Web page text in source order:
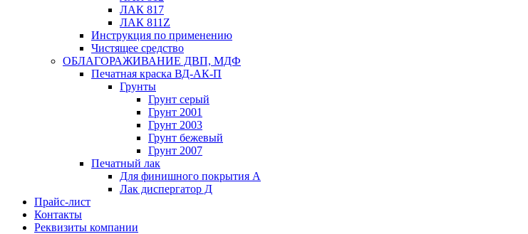
ЛАК 817
ЛАК 811Z
Инструкция по применению
Чистящее средство
ОБЛАГОРАЖИВАНИЕ ДВП, МДФ
Печатная краска ВД-АК-П
Грунты
Грунт серый
Грунт 2001
Грунт 2003
Грунт бежевый
Грунт 2007
Печатный лак
Для финишного покрытия А
Лак диспергатор Д
Прайс-лист
Контакты
Реквизиты компании